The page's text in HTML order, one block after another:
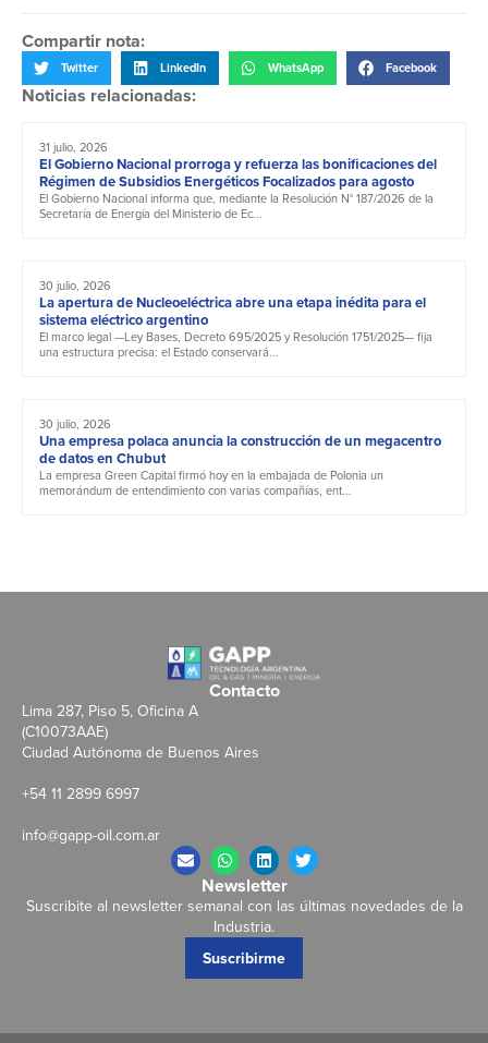
Compartir nota:
Twitter LinkedIn WhatsApp Facebook
Noticias relacionadas:
31 julio, 2026
El Gobierno Nacional prorroga y refuerza las bonificaciones del
Régimen de Subsidios Energéticos Focalizados para agosto
El Gobierno Nacional informa que, mediante la Resolución N° 187/2026 de la
Secretaría de Energía del Ministerio de Ec...
30 julio, 2026
La apertura de Nucleoeléctrica abre una etapa inédita para el
sistema eléctrico argentino
El marco legal —Ley Bases, Decreto 695/2025 y Resolución 1751/2025— fija
una estructura precisa: el Estado conservará...
30 julio, 2026
Una empresa polaca anuncia la construcción de un megacentro
de datos en Chubut
La empresa Green Capital firmó hoy en la embajada de Polonia un
memorándum de entendimiento con varias compañías, ent...
Contacto
Lima 287, Piso 5, Oficina A
(C10073AAE)
Ciudad Autónoma de Buenos Aires
+54 11 2899 6997
info@gapp-oil.com.ar
Newsletter
Suscribite al newsletter semanal con las últimas novedades de la
Industria.
Suscribirme